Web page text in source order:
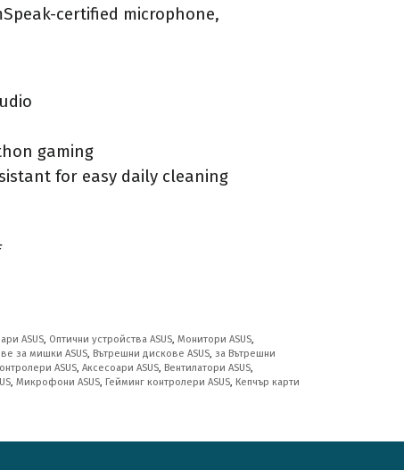
certified microphone,
gaming
for easy daily cleaning
ASUS, Оптични устройства ASUS, Монитори ASUS,
за мишки ASUS, Вътрешни дискове ASUS, за Вътрешни
ASUS, Аксесоари ASUS, Вентилатори ASUS,
, Микрофони ASUS, Гейминг контролери ASUS, Кепчър карти